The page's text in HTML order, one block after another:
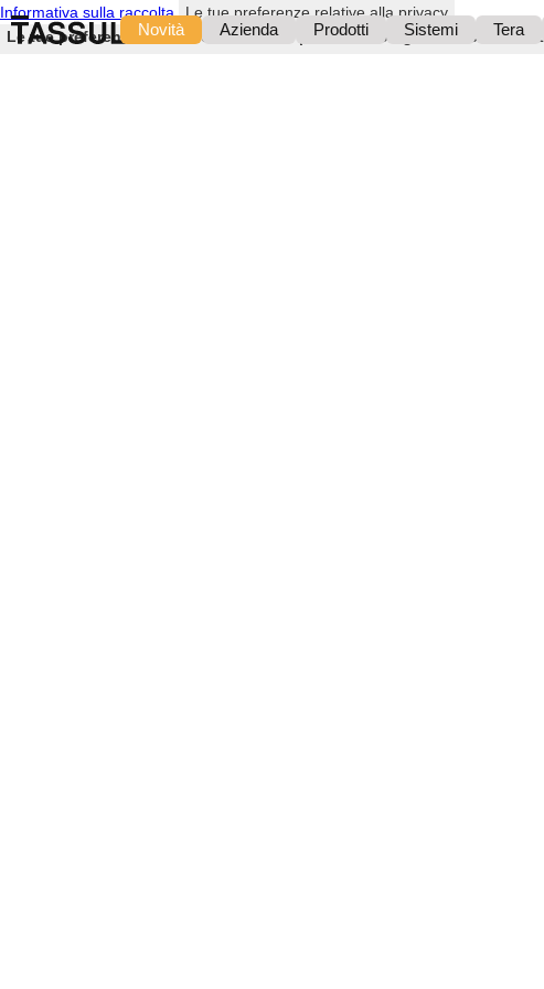
Novità Azienda Prodotti Sistemi Tera
Informativa sulla raccolta
Le tue preferenze relative alla privacy
Le tue preferenze relative al consenso per le tecnologie di tracciamento